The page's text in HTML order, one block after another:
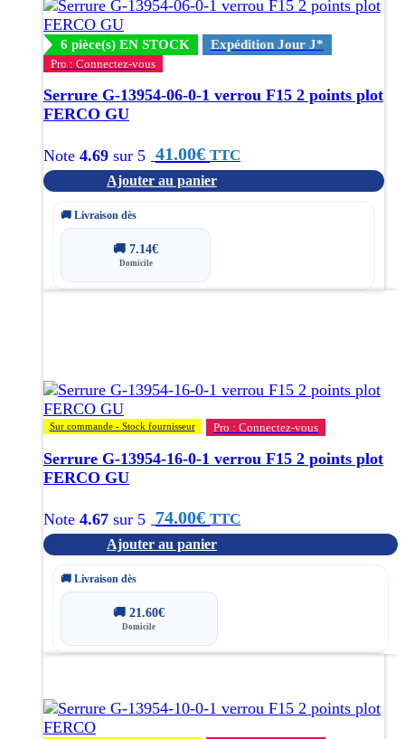
6 pièce(s) EN STOCK Expédition Jour J*
Pro : Connectez-vous
Serrure G-13954-06-0-1 verrou F15 2 points plot
FERCO GU
Note 4.69 sur 5 41.00€ TTC
Ajouter au panier
🚚 Livraison dès
🚚7.14€
Domicile
Sur commande - Stock fournisseur Pro : Connectez-vous
Serrure G-13954-16-0-1 verrou F15 2 points plot
FERCO GU
Note 4.67 sur 5 74.00€ TTC
Ajouter au panier
🚚 Livraison dès
🚚21.60€
Domicile